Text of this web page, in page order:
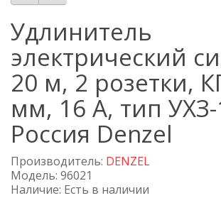
Удлинитель
электрический
20 м, 2 розетки,
мм, 16 А, тип УХЗ-
Россия Denzel
Производитель: DENZEL
Модель: 96021
Наличие: Есть в наличии